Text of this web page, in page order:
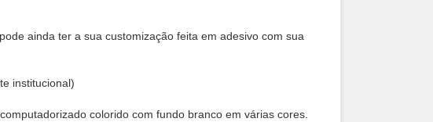
ainda ter a sua customização feita em adesivo com sua
institucional)
colorido com fundo branco em várias cores.